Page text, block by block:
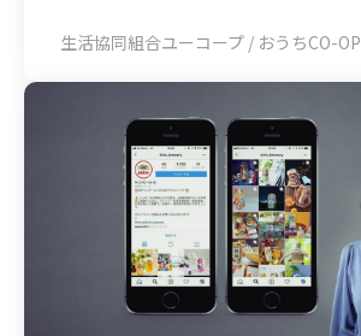
生活協同組合ユーコープ / おうちCO-OP